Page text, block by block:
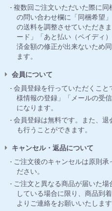
複数回ご注文いただいた際に
の問い合わせ欄に「同梱希望
の送料を調整させていただき
ード」「あと払い（ペイディ
済金額の修正が出来ないため
ます。
会員について
会員登録を行っていただくこ
様情報の登録」「メールの受
になります。
会員登録は無料です。また、
も行うことができます。
キャンセル・返品について
ご注文後のキャンセルは原則承
ださい。
ご注文と異なる商品が届いた
している場合に限り、商品到
よりご連絡をお願いいたします